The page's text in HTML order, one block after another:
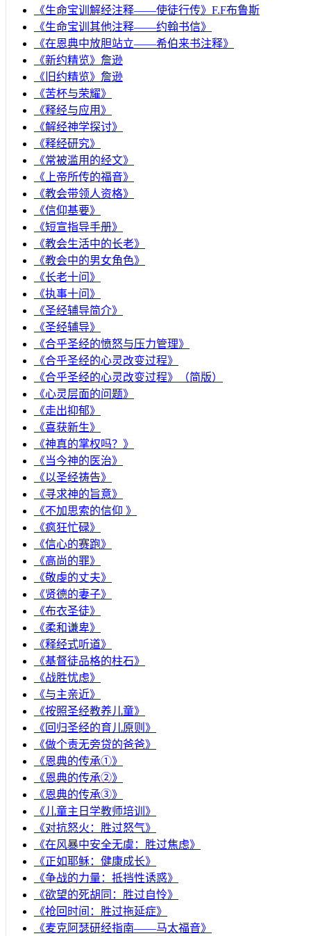
《生命宝训解经注释——使徒行传》F.F布鲁斯
《生命宝训其他注释——约翰书信》
《在恩典中放胆站立——希伯来书注释》
《新约精览》詹逊
《旧约精览》詹逊
《苦杯与荣耀》
《释经与应用》
《解经神学探讨》
《释经研究》
《常被滥用的经文》
《上帝所传的福音》
《教会带领人资格》
《信仰基要》
《短宣指导手册》
《教会生活中的长老》
《教会中的男女角色》
《长老十问》
《执事十问》
《圣经辅导简介》
《圣经辅导》
​《合乎圣经的愤怒与压力管理》
《合乎圣经的心灵改变过程》
《合乎圣经的心灵改变过程》（简版）
《心灵层面的问题》
《走出抑郁》
《喜获新生》
《神真的掌权吗？》
《当今神的医治》
《以圣经祷告》
《寻求神的旨意》
《不加思索的信仰 》
《疯狂忙碌》
《信心的赛跑》
《高尚的罪》
《敬虔的丈夫》
《贤德的妻子》
《布衣圣徒》
《柔和谦卑》
《释经式听道》
《基督徒品格的柱石》
《战胜忧虑》
《与主亲近》
《按照圣经教养儿童》
《回归圣经的育儿原则》
《做个责无旁贷的爸爸》
《恩典的传承①》
《恩典的传承②》
《恩典的传承③》
《儿童主日学教师培训》
《对抗怒火：胜过怒气》
《在风暴中安全无虞：胜过焦虑》
《正如耶稣：健康成长》
《争战的力量：抵挡性诱惑》
《欲望的死胡同：胜过自怜》
《抢回时间：胜过拖延症》
《麦克阿瑟研经指南——马太福音》